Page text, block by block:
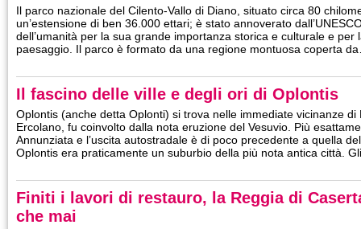
Il parco nazionale del Cilento-Vallo di Diano, situato circa 80
un’estensione di ben 36.000 ettari; è stato annoverato
dell’umanità per la sua grande importanza storica e culturale e per
paesaggio. Il parco è formato da una regione montuosa coperta
Il fascino delle ville e degli ori di Oplontis
Oplontis (anche detta Oplonti) si trova nelle immediate vicinanze di
Ercolano, fu coinvolto dalla nota eruzione del Vesuvio. Più
Annunziata e l’uscita autostradale è di poco precedente a quella
Oplontis era praticamente un suburbio della più nota antica città.
Finiti i lavori di restauro, la Reggia di
che mai